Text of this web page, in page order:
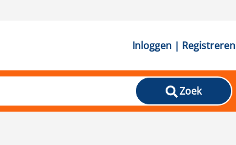
Inloggen | Registreren
Zoek